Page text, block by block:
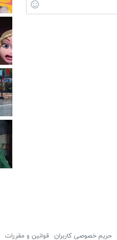
حریم خصوصی کاربران قوانین و مقررات